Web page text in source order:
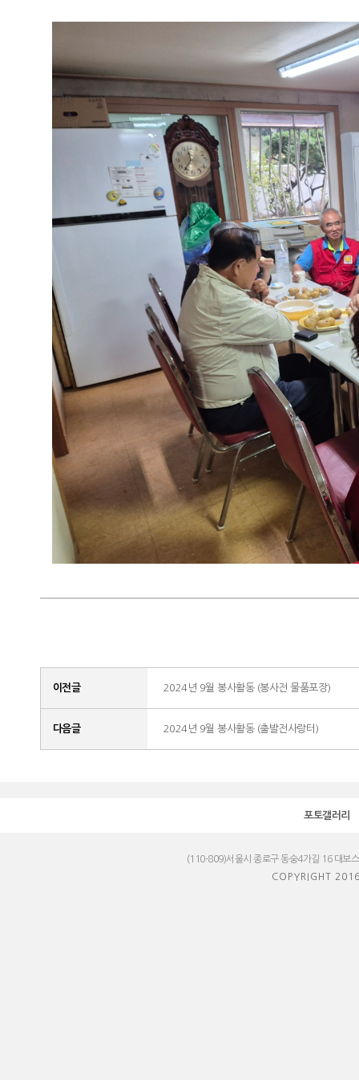
이전글 2024년 9월 봉사활동 (봉사전 물품포장)
다음글 2024년 9월 봉사활동 (출발전사랑터)
포토갤러리
(110-809)서울시 종로구 동숭4가길 16 대보
COPYRIGHT